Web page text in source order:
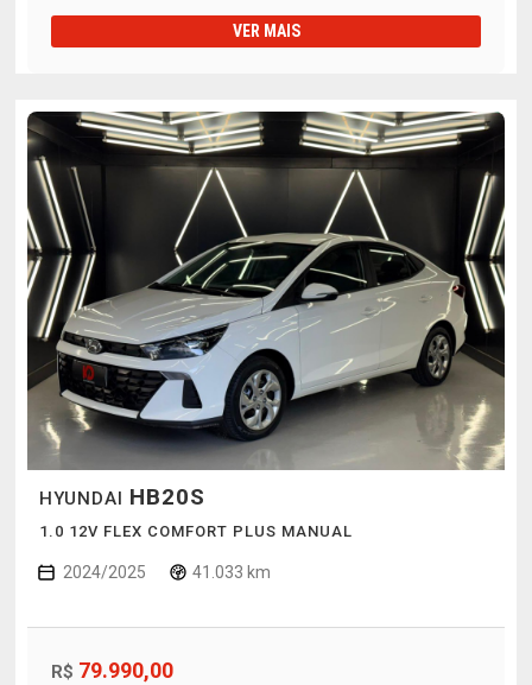
VER MAIS
HYUNDAI HB20S
1.0 12V FLEX COMFORT PLUS MANUAL
2024/2025 41.033 km
R$ 79.990,00